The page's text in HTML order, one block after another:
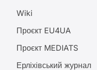
Wiki
Проєкт EU4UA
Проєкт MEDIATS
Ерліхівський журнал